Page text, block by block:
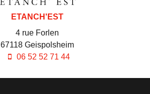
ETANCH'EST
4 rue Forlen
67118 Geispolsheim
06 52 52 71 44